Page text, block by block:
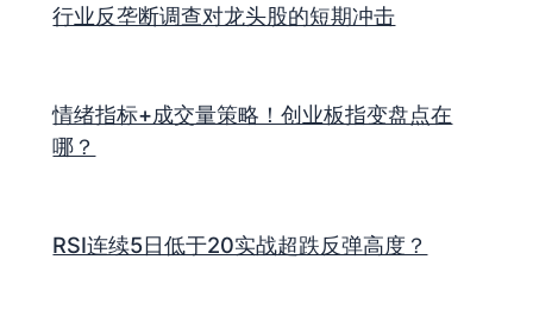
行业反垄断调查对龙头股的短期冲击
情绪指标+成交量策略！创业板指变盘点在
哪？
RSI连续5日低于20实战超跌反弹高度？